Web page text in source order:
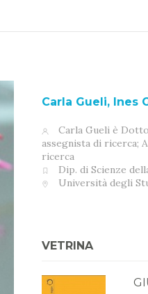
Carla Gueli, Ines
Carla Gueli è
assegnista di ricerca;
ricerca
Dip. di Scienze
Università degli
VETRINA